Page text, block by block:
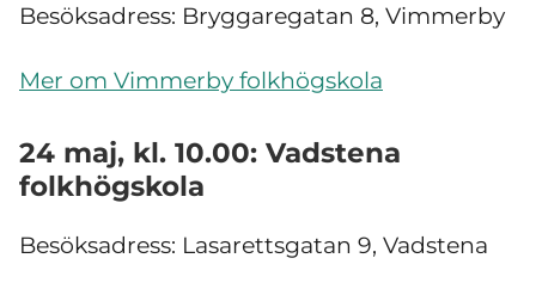
Besöksadress: Bryggaregatan 8, Vimmerby
Mer om Vimmerby folkhögskola
24 maj, kl. 10.00: Vadstena
folkhögskola
Besöksadress: Lasarettsgatan 9, Vadstena